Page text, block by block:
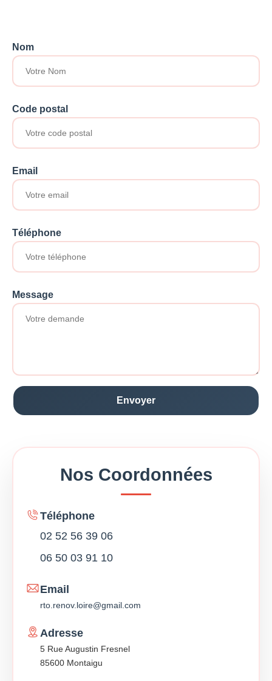
Nom
Code postal
Email
Téléphone
Message
Nos Coordonnées
Téléphone
02 52 56 39 06
06 50 03 91 10
Email
rto.renov.loire@gmail.com
Adresse
5 Rue Augustin Fresnel
85600 Montaigu